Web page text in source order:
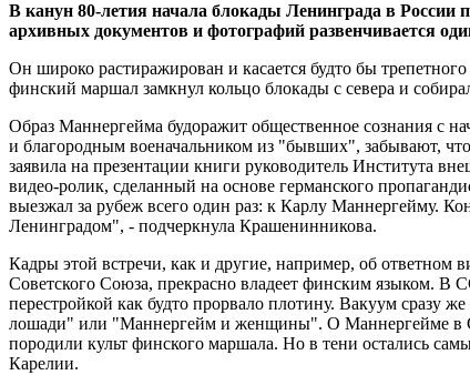
В канун 80-летия начала блокады Ленинграда в России
архивных документов и фотографий развенчивается
Он широко растиражирован и касается будто бы
финский маршал замкнул кольцо блокады с севера и
Образ Маннергейма будоражит общественное сознания с
и благородным военачальником из "бывших", забывают,
заявила на презентации книги руководитель Института
видео-ролик, сделанный на основе германского
выезжал за рубеж всего один раз: к Карлу Маннергейму.
Ленинградом", - подчеркнула Крашенинникова.
Кадры этой встречи, как и другие, например, об
Советского Союза, прекрасно владеет финским языком. В
перестройкой как будто прорвало плотину. Вакуум сразу
лошади" или "Маннергейм и женщины". О Маннергейме в
породили культ финского маршала. Но в тени остались
Карелии.